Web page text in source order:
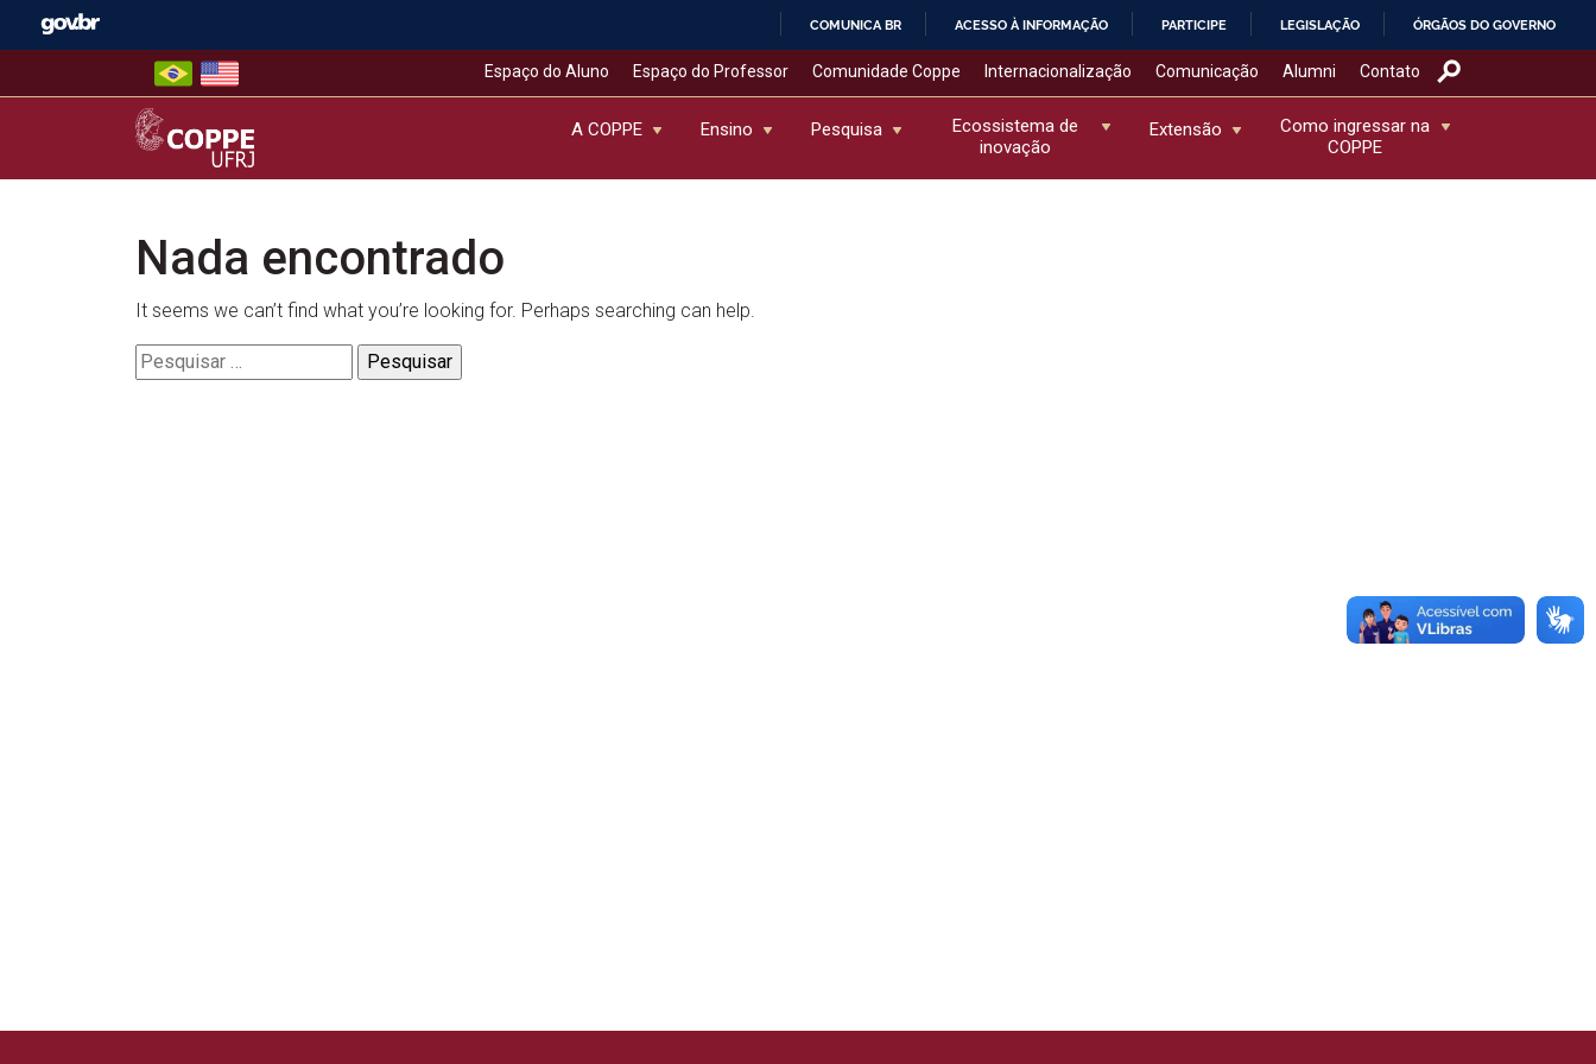
COMUNICA BR ACESSO À INFORMAÇÃO PARTICIPE LEGISLAÇÃO ÓRGÃOS DO GOVERNO
Espaço do Aluno Espaço do Professor Comunidade Coppe Internacionalização Comunicação Alumni Contato
COPPE – UFRJ
A COPPE Ensino Pesquisa
Ecossistema de
inovação
Extensão
Como ingressar na
COPPE
Nada encontrado
It seems we can’t find what you’re looking for. Perhaps searching can help.
Pesquisar
por: